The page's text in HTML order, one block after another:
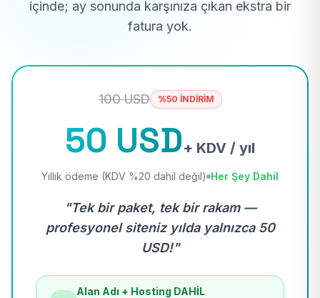
içinde; ay sonunda karşınıza çıkan ekstra bir
fatura yok.
100 USD %50 İNDİRİM
50 USD+ KDV / yıl
Yıllık ödeme (KDV %20 dahil değil) Her Şey Dahil
"Tek bir paket, tek bir rakam —
profesyonel siteniz yılda yalnızca 50
USD!"
Alan Adı + Hosting DAHİL